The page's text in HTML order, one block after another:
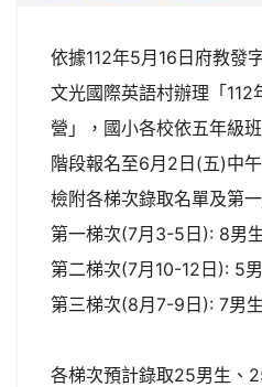
依據112年5月16日府教發
文光國際英語村辦理「112
營」，國小各校依五年級
階段報名至6月2日(五)中
檢附各梯次錄取名單及第
第一梯次(7月3-5日): 8男
第二梯次(7月10-12日): 5
第三梯次(8月7-9日): 7男
各梯次預計錄取25男生、